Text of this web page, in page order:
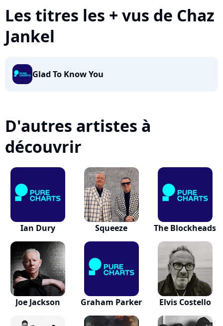
Les titres les + vus de Chaz
Jankel
Glad To Know You
D'autres artistes à
découvrir
Ian Dury Squeeze The Blockheads
Joe Jackson Graham Parker Elvis Costello